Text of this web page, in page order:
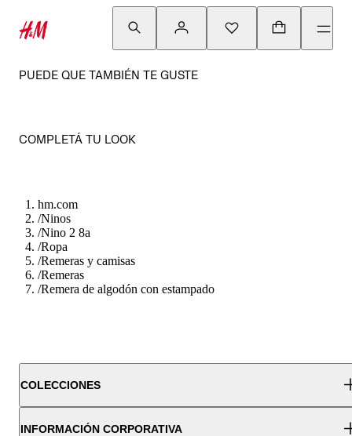
PUEDE QUE TAMBIÉN TE GUSTE
COMPLETÁ TU LOOK
hm.com
/Ninos
/Nino 2 8a
/Ropa
/Remeras y camisas
/Remeras
/Remera de algodón con estampado
COLECCIONES
INFORMACIÓN CORPORATIVA